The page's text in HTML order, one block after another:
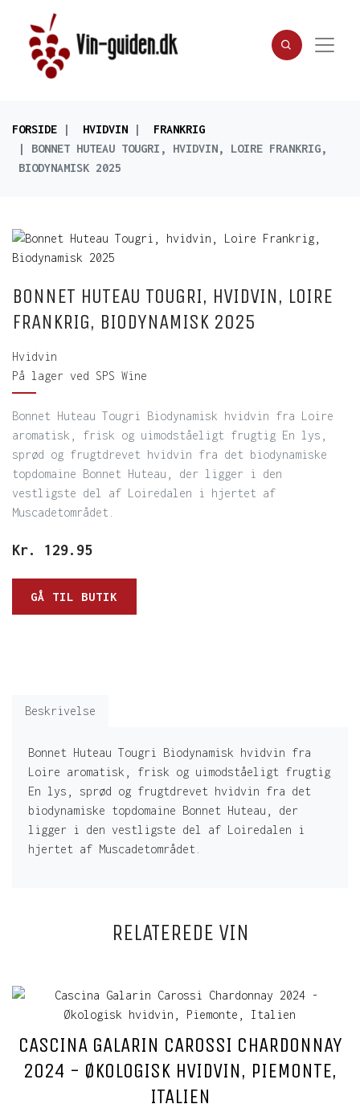
FORSIDE HVIDVIN
FRANKRIG
BONNET HUTEAU TOUGRI, HVIDVIN, LOIRE FRANKRIG,
BIODYNAMISK 2025
BONNET HUTEAU TOUGRI, HVIDVIN, LOIRE
FRANKRIG, BIODYNAMISK 2025
Hvidvin
På lager ved SPS Wine
Bonnet Huteau Tougri Biodynamisk hvidvin fra Loire
aromatisk, frisk og uimodståeligt frugtig En lys,
sprød og frugtdrevet hvidvin fra det biodynamiske
topdomaine Bonnet Huteau, der ligger i den
vestligste del af Loiredalen i hjertet af
Muscadetområdet.
Kr. 129.95
GÅ TIL BUTIK
Beskrivelse
Bonnet Huteau Tougri Biodynamisk hvidvin fra
Loire aromatisk, frisk og uimodståeligt frugtig
En lys, sprød og frugtdrevet hvidvin fra det
biodynamiske topdomaine Bonnet Huteau, der
ligger i den vestligste del af Loiredalen i
hjertet af Muscadetområdet.
RELATEREDE VIN
CASCINA GALARIN CAROSSI CHARDONNAY
2024 - ØKOLOGISK HVIDVIN, PIEMONTE,
ITALIEN